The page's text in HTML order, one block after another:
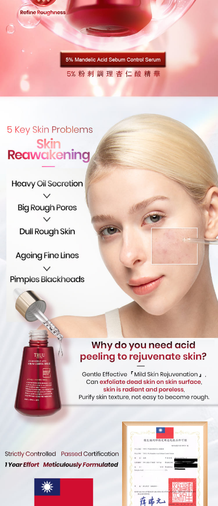
Perkhidmatan ini disediakan oleh Taiwan Mobile Co., Ltd. (“Syarikat”),
yang membolehkan pelanggan membeli barangan atau perkhidmatan
melalui perkhidmatan ini pada masa transaksi. Hasil daripada pembelian
atau pembayaran ansuran akan dipindahkan oleh peniaga kepada
Syarikat, dan pelanggan hendaklah membuat pembayaran mengikut
perjanjian menggunakan sistem bil Syarikat.
Untuk memenuhi hubungan kontrak yang terjalin melalui persetujuan
penggunaan OP Pay Later, peniaga akan memberikan maklumat peribadi
anda (termasuk nama, nombor telefon, atau alamat) kepada Syarikat bagi
tujuan pengumpulan, pemprosesan dan penggunaan data yang
Untuk terma perkhidmatan penuh, sila rujuk pautan berikut:
https://oppay.tw/userRule
" target="_blank" class="link revert-
style">https://oppay.tw/userRule
【Panduan Penggunaan Pembayaran Ansuran Gogo】
1. Perkhidmatan ini disediakan oleh Taiwan Mobile, pengguna telefon
mudah alih boleh segera menggunakan tanpa perlu memohon lagi.
(Hanya untuk nombor langganan peribadi, tidak terbuka untuk syarikat
dan kad prabayar)
2. Pilihan kaedah pembayaran "Pembayaran Ansuran Gogo", selepas
pesanan ditubuhkan, akan secara automatik dialihkan ke proses
transaksi Gogo, selepas pengesahan nombor telefon, pilih bilangan
ansuran yang diingini, tarikh akhir pembayaran, dan setelah
mengesahkan pembayaran, transaksi akan selesai.
3. Jumlah kelulusan sebenar, bilangan ansuran dan jumlah bayaran
adalah berdasarkan halaman pengesahan transaksi seterusnya.
4. Dalam masa 30 minit selepas pesanan ditubuhkan, jika tidak pergi
untuk mengesahkan transaksi atau jika tidak lulus semakan, pesanan
akan dibatalkan secara automatik. Jika terdapat situasi "pindah untuk
semakan khusus" yang tidak lulus, ini menunjukkan bahawa sistem
penilaian tidak mencukupi, tiada penjelasan mengenai kandungan
penilaian boleh diberikan.
【Penerangan Kaedah Pembayaran】
1. Pembayaran ansuran tidak digabungkan dalam bil telekomunikasi,
"Pembayaran Ansuran Gogo" akan menghantar SMS peringatan
pembayaran selepas tarikh penyelesaian bulanan.
2. Melalui pautan SMS untuk membuka bil, anda boleh memilih untuk
membayar melalui "Kod bar kedai serbaneka / Kedai rasmi Taiwan
Mobile / Pemindahan bank / Pembayaran J街口 / iPASS MONEY" dan
saluran lain.
【Nota Penting】
1. Perkhidmatan ini disediakan oleh "Taiwan Mobile Co., Ltd." untuk
membolehkan pengguna membeli produk atau perkhidmatan melalui
perkhidmatan ini semasa transaksi, dan kedai akan menyerahkan hak
tuntutan harga jual/beli ansuran kepada syarikat ini untuk membayar bil
menggunakan bil syarikat ini.
2. Berdasarkan tujuan kontrak persetujuan pembayaran menggunakan
"Pembayaran Ansuran Gogo", kedai akan memberikan maklumat peribadi
anda (termasuk nama, telefon atau alamat) kepada Taiwan Mobile untuk
pengumpulan, pemprosesan dan penggunaan, untuk pengesahan,
semakan dan pembetulan data yang diperlukan untuk bil ansuran oleh
keputusan pensijilan dan semakan oleh AFTEE.
2. Amaun perbelanjaan minimum mestilah lebih besar daripada NT$20.
3. Pada masa ini hanya tersedia untuk ahli Taiwan.
Ketiga, Syarat Perkhidmatan
Perkhidmatan AFTEE Beli Sekarang Bayar Kemudian disediakan oleh NP
Taiwan, Inc. dan AFTEE akan membuat bil kepada pengguna. AFTEE
akan menggunakan data peribadi yang dikumpul (termasuk nama
pembeli, no. telefon, nama penerima, no. telefon, alamat penerima) untuk
penggunaan perkhidmatan. Sila rujuk kepada "Penyata Pengumpulan
Data Peribadi, Pemprosesan, Penggunaan"
Jumlah yang diperakui untuk pengguna kali pertama yang lulus
kelulusan boleh sehingga NT$10,000. Jika pengguna tidak membuat
pembayaran dalam tempoh tersebut, yuran pembayaran lewat sebanyak
20% setahun akan dikenakan. Pengguna bawah umur dikehendaki
mendapatkan kebenaran daripada ibu bapa atau penjaga yang sah
untuk menggunakan AFTEE.
Sila hubungi NP Taiwan Inc. dics_tw@netprotections.co.jp
jika anda
mempunyai sebarang kebimbangan mengenai pemprosesan dan
penggunaan pada data peribadi. Jika anda tidak bersetuju dengan data
peribadi yang disenaraikan seperti di atas akan dikumpul dan digunakan
oleh AFTEE, sila jangan gunakan perkhidmatan ini.
付款後7-11取貨
NT$80/pesanan | Penghantaran percuma untuk pesanan
NT$1,880 atau lebih
NT$80/pesanan | Penghantaran percuma untuk pesanan
NT$1,880 atau lebih
NT$100/pesanan | Penghantaran percuma untuk pesanan
NT$2,000 atau lebih
宅配貨到付款
NT$100/pesanan | Penghantaran percuma untuk pesanan
NT$2,000 atau lebih
海外配送(日韓地區請提供英文收件地址及姓
名，韓國址末端請提供收件人的個人通關碼)
Kadar Penghantaran
海外配送 (新馬專屬) Kadar Penghantaran
海外配送(中國) Kadar Penghantaran